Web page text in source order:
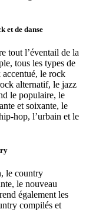
et de danse
tout l’éventail de la
tous les types de
le rock
alternatif, le jazz
le populaire, le
et soixante, le
hop, l’urbain et le
le country
le nouveau
également les
compilés et